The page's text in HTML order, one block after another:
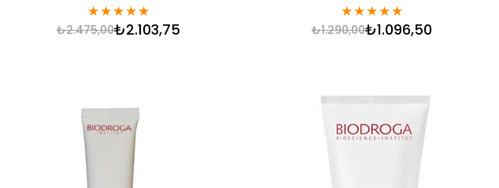
★★★★★
₺2.103,75
₺2.475,00
★★★★★
₺1.096,50
₺1.290,00